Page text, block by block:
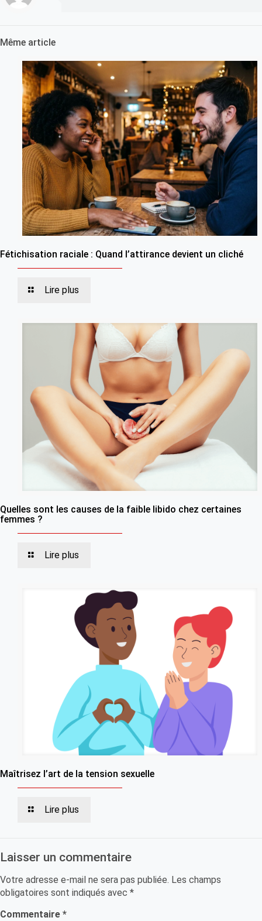
Même article
Fétichisation raciale : Quand l’attirance devient un cliché
Lire plus
Quelles sont les causes de la faible libido chez certaines
femmes ?
Lire plus
Maîtrisez l’art de la tension sexuelle
Lire plus
Laisser un commentaire
Votre adresse e-mail ne sera pas publiée. Les champs
obligatoires sont indiqués avec *
Commentaire *